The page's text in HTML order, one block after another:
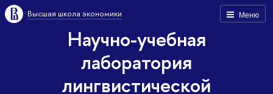
Меню
Высшая школа экономики
Научно-учебная
лаборатория
лингвистической